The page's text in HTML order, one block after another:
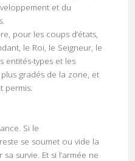
et du
pour les coups d’états,
le Roi, le Seigneur, le
entités-types et les
gradés de la zone, et
permis.
Si le
se soumet ou vide la
survie. Et si l’armée ne